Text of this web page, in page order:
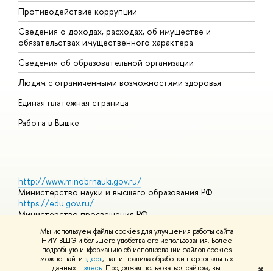
Мы используем файлы cookies для улучшения работы сайта
НИУ ВШЭ и большего удобства его использования. Более
подробную информацию об использовании файлов cookies
можно найти здесь, наши правила обработки персональных
данных –здесь. Продолжая пользоваться сайтом, вы
Противодействие коррупции
Сведения о доходах, расходах, об имуществе и
обязательствах имущественного характера
Сведения об образовательной организации
Людям с ограниченными возможностями здоровья
Единая платежная страница
Работа в Вышке
http://www.minobrnauki.gov.ru/
Министерство науки и высшего образования РФ
https://edu.gov.ru/
Министерство просвещения РФ
https://elearning.hse.ru/mooc
Массовые открытые онлайн-курсы